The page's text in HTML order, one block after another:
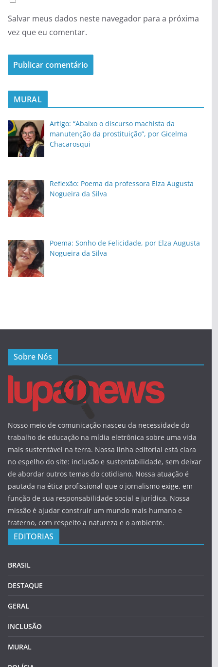
Salvar meus dados neste navegador para a próxima
vez que eu comentar.
MURAL
Artigo: “Abaixo o discurso machista da
manutenção da prostituição”, por Gicelma
Chacarosqui
Reflexão: Poema da professora Elza Augusta
Nogueira da Silva
Poema: Sonho de Felicidade, por Elza Augusta
Nogueira da Silva
Sobre Nós
Nosso meio de comunicação nasceu da necessidade do
trabalho de educação na mídia eletrônica sobre uma vida
mais sustentável na terra. Nossa linha editorial está clara
no espelho do site: inclusão e sustentabilidade, sem deixar
de abordar outros temas do cotidiano. Nossa atuação é
pautada na ética profissional que o jornalismo exige, em
função de sua responsabilidade social e jurídica. Nossa
missão é ajudar construir um mundo mais humano e
fraterno, com respeito a natureza e o ambiente.
EDITORIAS
BRASIL
DESTAQUE
GERAL
INCLUSÃO
MURAL